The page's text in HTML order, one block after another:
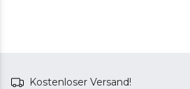
Kostenloser Versand!